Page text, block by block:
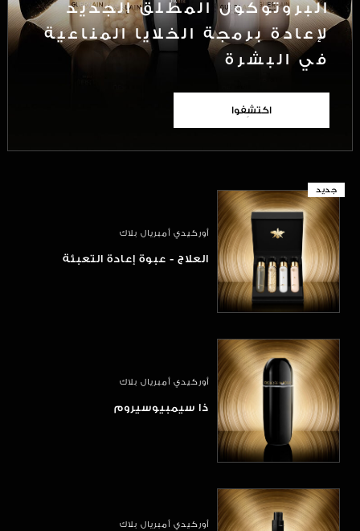
البروتوكول المطلق الجديد
لإعادة برمجة الخلايا المناعية
في البشرة
اكتشِفوا
جديد
أوركيدي أمبريال بلاك
العلاج - عبوة إعادة التعبئة
أوركيدي أمبريال بلاك
ذا سيمبيوسيروم
أوركيدي أمبريال بلاك